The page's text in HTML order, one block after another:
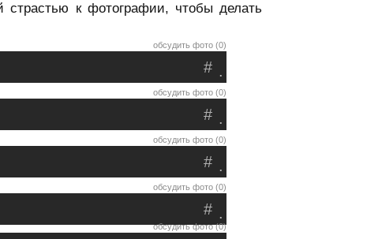
к фотографии, чтобы делать
обсудить фото (0)
.
#
обсудить фото (0)
.
#
обсудить фото (0)
.
#
обсудить фото (0)
.
#
обсудить фото (0)